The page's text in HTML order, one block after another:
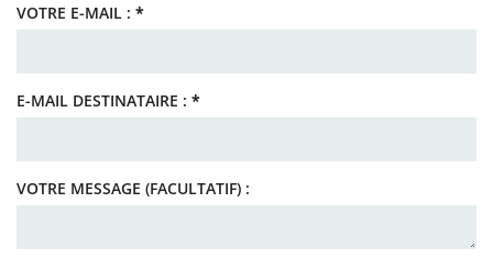
VOTRE E-MAIL : *
E-MAIL DESTINATAIRE : *
VOTRE MESSAGE (FACULTATIF) :